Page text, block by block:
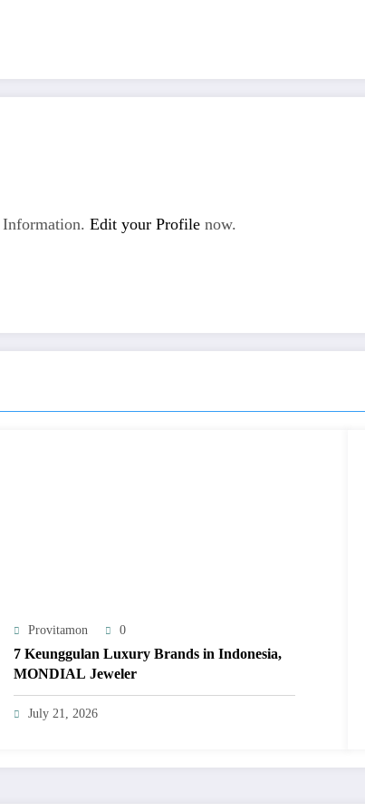
Edit your Profile now.
Provitamon 0
7 Keunggulan Luxury Brands in Indonesia,
MONDIAL Jeweler
July 21, 2026